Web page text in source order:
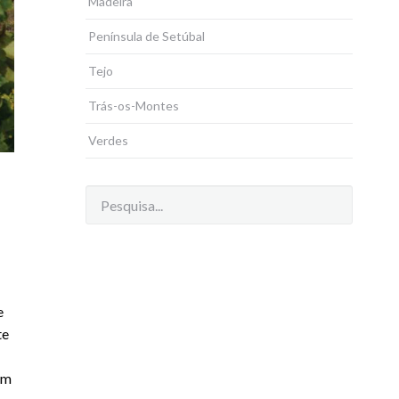
Península de Setúbal
Tejo
Trás-os-Montes
Verdes